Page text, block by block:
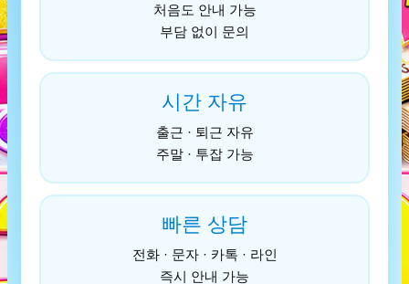
처음도 안내 가능
부담 없이 문의
시간 자유
출근 · 퇴근 자유
주말 · 투잡 가능
빠른 상담
전화 · 문자 · 카톡 · 라인
즉시 안내 가능